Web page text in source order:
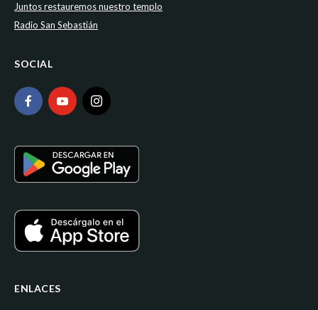
Juntos restauremos nuestro templo
Radio San Sebastián
SOCIAL
ENLACES